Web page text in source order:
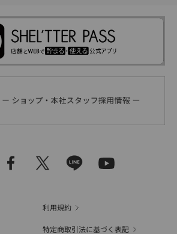
利用規約
特定商取引法に基づく表記